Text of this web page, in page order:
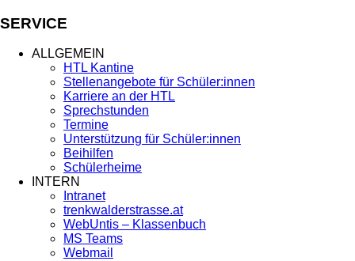
SERVICE
ALLGEMEIN
HTL Kantine
Stellenangebote für Schüler:innen
Karriere an der HTL
Sprechstunden
Termine
Unterstützung für Schüler:innen
Beihilfen
Schülerheime
INTERN
Intranet
trenkwalderstrasse.at
WebUntis – Klassenbuch
MS Teams
Webmail